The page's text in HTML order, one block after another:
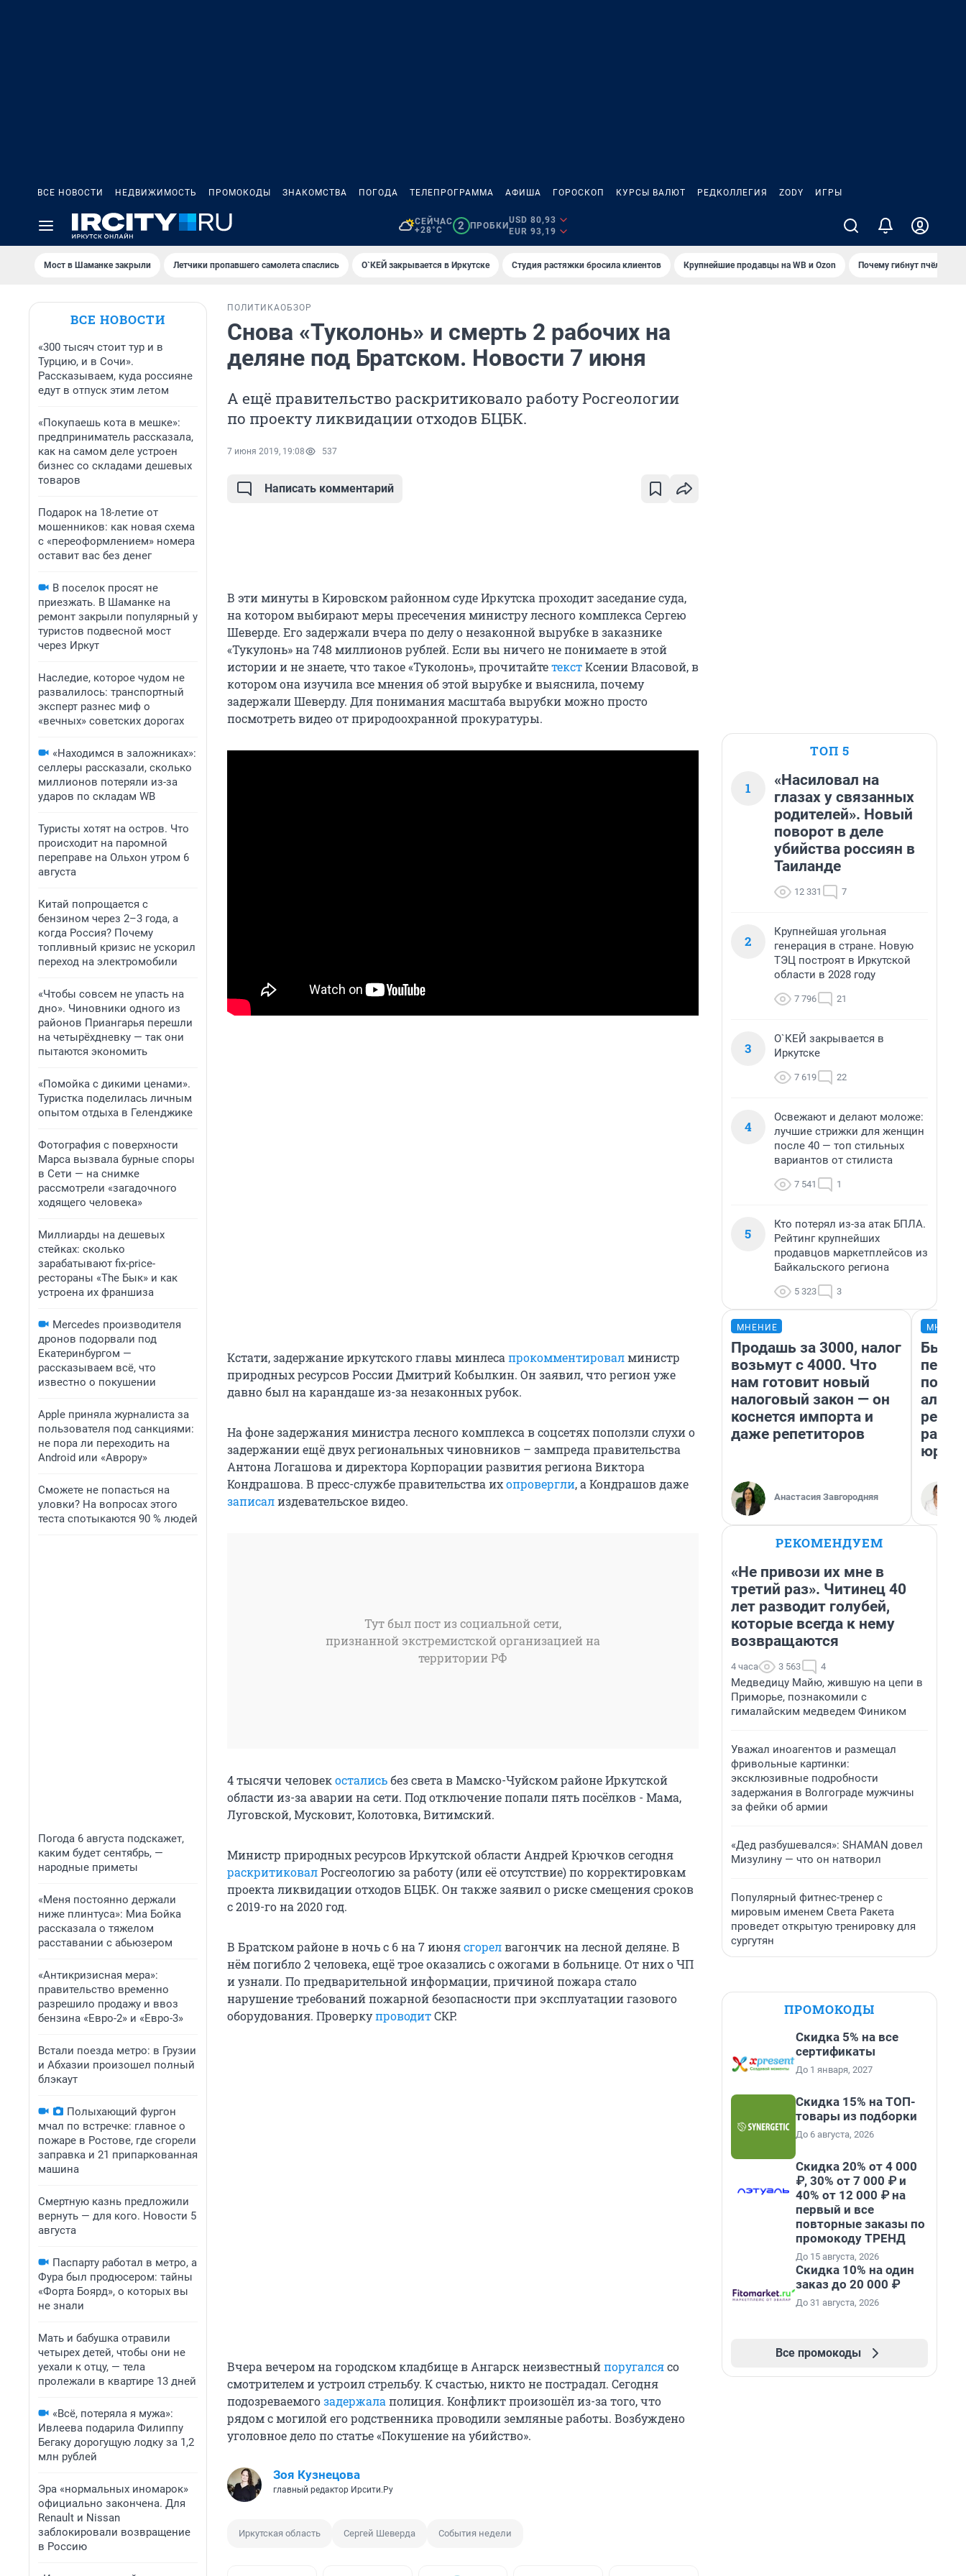
ВСЕ НОВОСТИ НЕДВИЖИМОСТЬ ПРОМОКОДЫ ЗНАКОМСТВА ПОГОДА ТЕЛЕПРОГРАММА АФИША ГОРОСКОП КУРСЫ ВАЛЮТ РЕДКОЛЛЕГИЯ ZODY ИГРЫ
СЕЙЧАС
+28°C
2 ПРОБКИ
USD 80,93
EUR 93,19
Мост в Шаманке закрыли Летчики пропавшего самолета спаслись О`КЕЙ закрывается в Иркутске Студия растяжки бросила клиентов Крупнейшие продавцы на WB и Ozon Почему гибнут пчёлы?
ВСЕ НОВОСТИ
«300 тысяч стоит тур и в
Турцию, и в Сочи».
Рассказываем, куда россияне
едут в отпуск этим летом
«Покупаешь кота в мешке»:
предприниматель рассказала,
как на самом деле устроен
бизнес со складами дешевых
товаров
Подарок на 18-летие от
мошенников: как новая схема
с «переоформлением» номера
оставит вас без денег
В поселок просят не
приезжать. В Шаманке на
ремонт закрыли популярный у
туристов подвесной мост
через Иркут
Наследие, которое чудом не
развалилось: транспортный
эксперт разнес миф о
«вечных» советских дорогах
«Находимся в заложниках»:
селлеры рассказали, сколько
миллионов потеряли из-за
ударов по складам WB
Туристы хотят на остров. Что
происходит на паромной
переправе на Ольхон утром 6
августа
Китай попрощается с
бензином через 2–3 года, а
когда Россия? Почему
топливный кризис не ускорил
переход на электромобили
«Чтобы совсем не упасть на
дно». Чиновники одного из
районов Приангарья перешли
на четырёхдневку — так они
пытаются экономить
«Помойка с дикими ценами».
Туристка поделилась личным
опытом отдыха в Геленджике
Фотография с поверхности
Марса вызвала бурные споры
в Сети — на снимке
рассмотрели «загадочного
ходящего человека»
Миллиарды на дешевых
стейках: сколько
зарабатывают fix-price-
рестораны «The Бык» и как
устроена их франшиза
Mercedes производителя
дронов подорвали под
Екатеринбургом —
рассказываем всё, что
известно о покушении
Apple приняла журналиста за
пользователя под санкциями:
не пора ли переходить на
Android или «Аврору»
Сможете не попасться на
уловки? На вопросах этого
теста спотыкаются 90 % людей
Погода 6 августа подскажет,
каким будет сентябрь, —
народные приметы
«Меня постоянно держали
ниже плинтуса»: Миа Бойка
рассказала о тяжелом
расставании с абьюзером
«Антикризисная мера»:
правительство временно
разрешило продажу и ввоз
бензина «Евро-2» и «Евро-3»
Встали поезда метро: в Грузии
и Абхазии произошел полный
блэкаут
Полыхающий фургон
мчал по встречке: главное о
пожаре в Ростове, где сгорели
заправка и 21 припаркованная
машина
Смертную казнь предложили
вернуть — для кого. Новости 5
августа
Паспарту работал в метро, а
Фура был продюсером: тайны
«Форта Боярд», о которых вы
не знали
Мать и бабушка отравили
четырех детей, чтобы они не
уехали к отцу, — тела
пролежали в квартире 13 дней
«Всё, потеряла я мужа»:
Ивлеева подарила Филиппу
Бегаку дорогущую лодку за 1,2
млн рублей
Эра «нормальных иномарок»
официально закончена. Для
Renault и Nissan
заблокировали возвращение
в Россию
ПОЛИТИКАОБЗОР
Снова «Туколонь» и смерть 2 рабочих на
деляне под Братском. Новости 7 июня
А ещё правительство раскритиковало работу Росгеологии
по проекту ликвидации отходов БЦБК.
7 июня 2019, 19:08 537
Написать комментарий
В эти минуты в Кировском районном суде Иркутска проходит заседание суда,
на котором выбирают меры пресечения министру лесного комплекса Сергею
Шеверде. Его задержали вчера по делу о незаконной вырубке в заказнике
«Тукулонь» на 748 миллионов рублей. Если вы ничего не понимаете в этой
истории и не знаете, что такое «Туколонь», прочитайтетекстКсении Власовой, в
котором она изучила все мнения об этой вырубке и выяснила, почему
задержали Шеверду. Для понимания масштаба вырубки можно просто
посмотреть видео от природоохранной прокуратуры.
Кстати, задержание иркутского главы минлеса прокомментировалминистр
природных ресурсов России Дмитрий Кобылкин. Он заявил, что регион уже
давно был на карандаше из-за незаконных рубок.
На фоне задержания министра лесного комплекса в соцсетях поползли слухи о
задержании ещё двух региональных чиновников – зампреда правительства
Антона Логашова и директора Корпорации развития региона Виктора
Кондрашова. В пресс-службе правительства ихопровергли, а Кондрашов даже
записализдевательское видео.
Тут был пост из социальной сети,
признанной экстремистской организацией на
территории РФ
4 тысячи человекосталисьбез света в Мамско-Чуйском районе Иркутской
области из-за аварии на сети. Под отключение попали пять посёлков - Мама,
Луговской, Мусковит, Колотовка, Витимский.
Министр природных ресурсов Иркутской области Андрей Крючков сегодня
раскритиковалРосгеологию за работу (или её отсутствие) по корректировкам
проекта ликвидации отходов БЦБК. Он также заявил о риске смещения сроков
с 2019-го на 2020 год.
В Братском районе в ночь с 6 на 7 июнясгорелвагончик на лесной деляне. В
нём погибло 2 человека, ещё трое оказались с ожогами в больнице. От них о ЧП
и узнали. По предварительной информации, причиной пожара стало
нарушение требований пожарной безопасности при эксплуатации газового
оборудования. ПроверкупроводитСКР.
Вчера вечером на городском кладбище в Ангарск неизвестныйпоругалсясо
смотрителем и устроил стрельбу. К счастью, никто не пострадал. Сегодня
подозреваемогозадержала полиция. Конфликт произошёл из-за того, что
рядом с могилой его родственника проводили земляные работы. Возбуждено
уголовное дело по статье «Покушение на убийство».
Зоя Кузнецова
главный редактор Ирсити.Ру
Иркутская область Сергей Шеверда События недели
ТОП 5
1
«Насиловал на
глазах у связанных
родителей». Новый
поворот в деле
убийства россиян в
Таиланде
12 331 7
2
Крупнейшая угольная
генерация в стране. Новую
ТЭЦ построят в Иркутской
области в 2028 году
7 796 21
3
О`КЕЙ закрывается в
Иркутске
7 619 22
4
Освежают и делают моложе:
лучшие стрижки для женщин
после 40 — топ стильных
вариантов от стилиста
7 541 1
5
Кто потерял из-за атак БПЛА.
Рейтинг крупнейших
продавцов маркетплейсов из
Байкальского региона
5 323 3
МНЕНИЕ
Продашь за 3000, налог
возьмут с 4000. Что
нам готовит новый
налоговый закон — он
коснется импорта и
даже репетиторов
Анастасия Завгородняя
Был
РЕКОМЕНДУЕМ
«Не привози их мне в
третий раз». Читинец 40
лет разводит голубей,
которые всегда к нему
возвращаются
4 часа 3 563 4
Медведицу Майю, жившую на цепи в
Приморье, познакомили с
гималайским медведем Фиником
Уважал иноагентов и размещал
фривольные картинки:
эксклюзивные подробности
задержания в Волгограде мужчины
за фейки об армии
«Дед разбушевался»: SHAMAN довел
Мизулину — что он натворил
Популярный фитнес-тренер с
мировым именем Света Ракета
проведет открытую тренировку для
сургутян
ПРОМОКОДЫ
Скидка 5% на все
сертификаты
До 1 января, 2027
Скидка 15% на ТОП-
товары из подборки
До 6 августа, 2026
Скидка 20% от 4 000
₽, 30% от 7 000 ₽ и
40% от 12 000 ₽ на
первый и все
повторные заказы по
промокоду ТРЕНД
До 15 августа, 2026
Скидка 10% на один
заказ до 20 000 ₽
До 31 августа, 2026
Все промокоды